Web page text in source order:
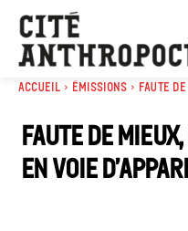
Accueil Émissions Faute
Faute de
en voie